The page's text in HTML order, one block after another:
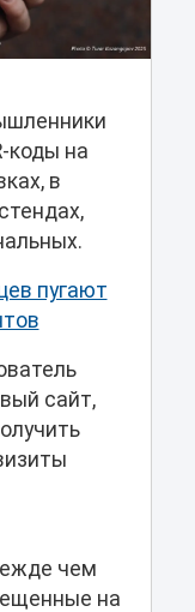
коды на
в
пугают
сайт,
чем
на